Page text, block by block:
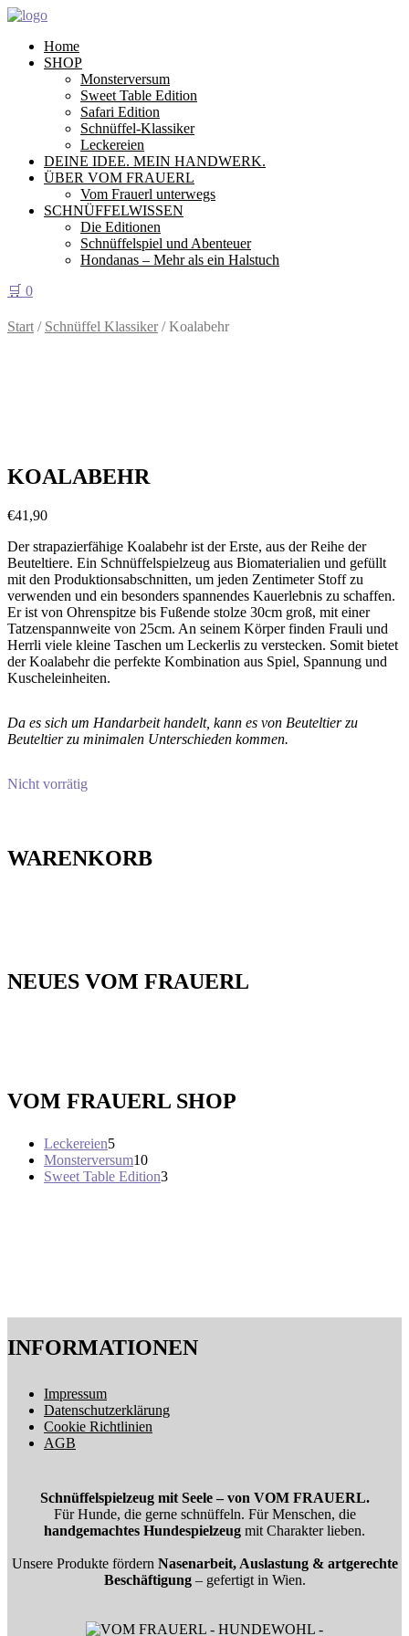
Home
SHOP
Monsterversum
Sweet Table Edition
Safari Edition
Schnüffel-Klassiker
Leckereien
DEINE IDEE. MEIN HANDWERK.
ÜBER VOM FRAUERL
Vom Frauerl unterwegs
SCHNÜFFELWISSEN
Die Editionen
Schnüffelspiel und Abenteuer
Hondanas – Mehr als ein Halstuch
🛒 0
Start / Schnüffel Klassiker/ Koalabehr
KOALABEHR
€41,90
Der strapazierfähige Koalabehr ist der Erste, aus der Reihe der
Beuteltiere. Ein Schnüffelspielzeug aus Biomaterialien und gefüllt
mit den Produktionsabschnitten, um jeden Zentimeter Stoff zu
verwenden und ein besonders spannendes Kauerlebnis zu schaffen.
Er ist von Ohrenspitze bis Fußende stolze 30cm groß, mit einer
Tatzenspannweite von 25cm. An seinem Körper finden Frauli und
Herrli viele kleine Taschen um Leckerlis zu verstecken. Somit bietet
der Koalabehr die perfekte Kombination aus Spiel, Spannung und
Kuscheleinheiten.
Da es sich um Handarbeit handelt, kann es von Beuteltier zu
Beuteltier zu minimalen Unterschieden kommen.
Nicht vorrätig
WARENKORB
NEUES VOM FRAUERL
VOM FRAUERL SHOP
Leckereien55
Produkte
Monsterversum1010
Produkte
Sweet Table Edition33
INFORMATIONEN
Impressum
Datenschutzerklärung
Cookie Richtlinien
AGB
Schnüffelspielzeug mit Seele – von VOM FRAUERL.
Für Hunde, die gerne schnüffeln. Für Menschen, die
handgemachtes Hundespielzeug mit Charakter lieben.
Unsere Produkte fördern Nasenarbeit, Auslastung & artgerechte
Beschäftigung– gefertigt in Wien.